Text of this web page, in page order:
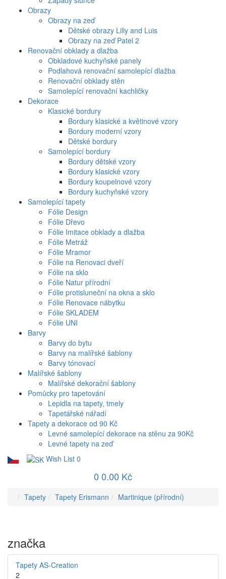
Obrazy
Obrazy na zeď
Dětské obrazy Lilly and Luis
Obrazy na zeď Patel 2
Renovační obklady a dlažba
Obkladové kuchyňské panely
Podlahová renovační samolepící dlažba
Renovační obklady stěn
Samolepící renovační kachličky
Dekorace
Klasické bordury
Bordury klasické a květinové vzory
Bordury moderní vzory
Dětské bordury
Samolepící bordury
Bordury dětské vzory
Bordury klasické vzory
Bordury koupelnové vzory
Bordury kuchyňské vzory
Samolepící tapety
Fólie Design
Fólie Dřevo
Fólie Imitace obklady a dlažba
Fólie Metráž
Fólie Mramor
Fólie na Renovaci dveří
Fólie na sklo
Fólie Natur přírodní
Fólie protisluneční na okna a sklo
Fólie Renovace nábytku
Fólie SKLADEM
Fólie UNI
Barvy
Barvy do bytu
Barvy na malířské šablony
Barvy tónovací
Malířské šablony
Malířské dekorační šablony
Pomůcky pro tapetování
Lepidla na tapety, tmely
Tapetářské nářadí
Tapety a dekorace od 90 Kč
Levné samolepící dekorace na stěnu za 90Kč
Levné tapety na zeď
Wish List 0
0 0.00 Kč
Tapety Tapety Erismann Martinique (přírodní)
značka
Tapety AS-Creation
2